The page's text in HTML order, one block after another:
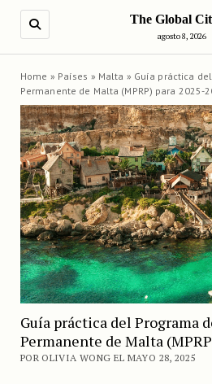
The Global
agosto 8, 2026
Home » Países » Malta » Guía práctica
Permanente de Malta (MPRP) para 2025-
Guía práctica del Programa
Permanente de Malta
POR OLIVIA WONG EL MAYO 28, 2025